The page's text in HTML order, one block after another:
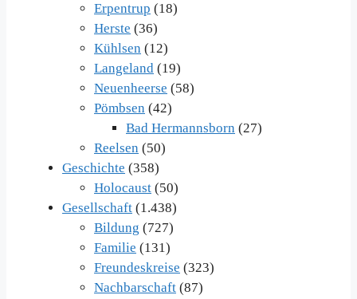
Erpentrup (18)
Herste (36)
Kühlsen (12)
Langeland (19)
Neuenheerse (58)
Pömbsen (42)
Bad Hermannsborn (27)
Reelsen (50)
Geschichte (358)
Holocaust (50)
Gesellschaft (1.438)
Bildung (727)
Familie (131)
Freundeskreise (323)
Nachbarschaft (87)